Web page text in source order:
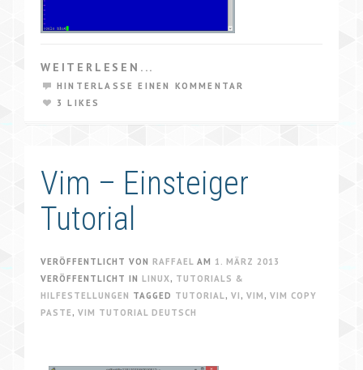
WEITERLESEN...
HINTERLASSE EINEN KOMMENTAR
3 LIKES
Vim – Einsteiger
Tutorial
VERÖFFENTLICHT VON RAFFAEL AM 1. MÄRZ 2013
VERÖFFENTLICHT IN LINUX, TUTORIALS &
HILFESTELLUNGEN TAGGED TUTORIAL, VI , VIM , VIM COPY
PASTE , VIM TUTORIAL DEUTSCH